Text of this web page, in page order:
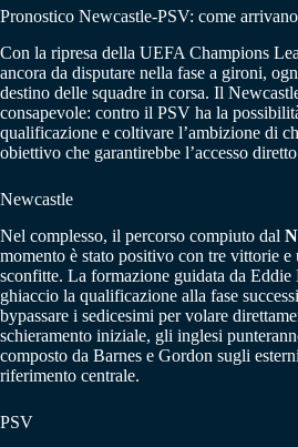
Pronostico Newcastle-PSV: come
Con la ripresa della UEFA Champions
ancora da disputare nella fase a gironi,
destino delle squadre in corsa. Il
consapevole: contro il PSV ha la
qualificazione e coltivare l’ambizione di
obiettivo che garantirebbe l’accesso
Newcastle
Nel complesso, il percorso compiuto dal
momento è stato positivo con tre vittorie
sconfitte. La formazione guidata da
ghiaccio la qualificazione alla fase
bypassare i sedicesimi per volare
schieramento iniziale, gli inglesi
composto da Barnes e Gordon sugli
riferimento centrale.
PSV